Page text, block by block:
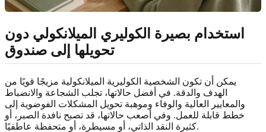
استخدام بصيرة الكوليري الميلانكولي دون
تحويلها إلى صندوق
يمكن أن تكون الشخصية الكوليرية الميلانكولية مزيجًا قويًا من
الهدف والدقة. في أفضل حالاتها، تجلب الشجاعة والانضباط
والمعايير العالية والوفاء وموهبة تحويل المشكلات الفوضوية إلى
خطط قابلة للعمل. وفي أصعب حالاتها، قد تصبح نافدة الصبر، أو
كثيرة النقد الذاتي، أو مسيطرة، أو متحفظة عاطفيًا.